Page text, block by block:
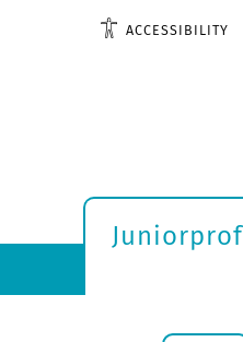
ACCESSIBILITY